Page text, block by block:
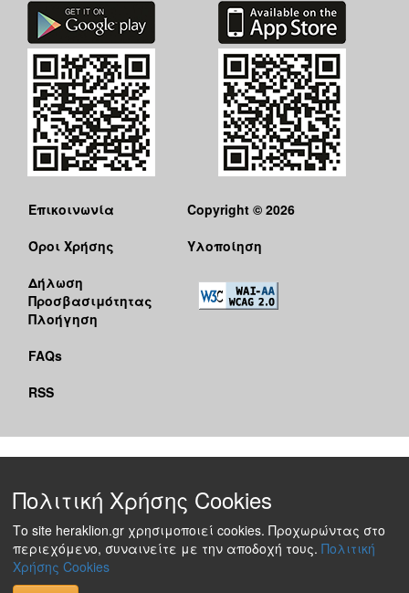
Επικοινωνία
Όροι Χρήσης
Δήλωση
Προσβασιμότητας
Πλοήγηση
FAQs
RSS
Copyright © 2026
Υλοποίηση
Πολιτική Χρήσης Cookies
Το site heraklion.gr χρησιμοποιεί cookies. Προχωρώντας στο
περιεχόμενο, συναινείτε με την αποδοχή τους. Πολιτική
Χρήσης Cookies